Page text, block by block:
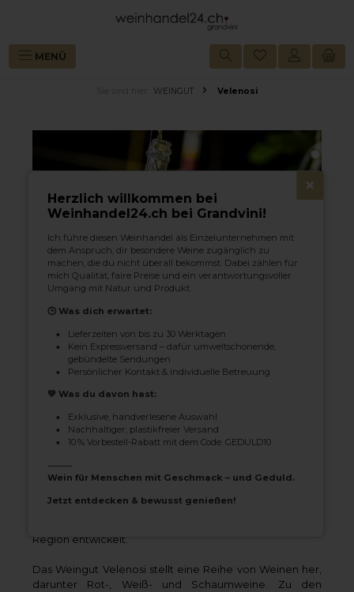
MENÜ
WEINGUT Velenosi
Velenosi - Eine Familiengeschichte
von exzellenter Weinherstellung
Das Weingut Velenosi ist eine italienische Weinkellerei in
der Region Marken in Mittelitalien. Das Weingut wurde
Region entwickelt.
Das Weingut Velenosi stellt eine Reihe von Weinen her,
darunter Rot-, Weiß- und Schaumweine. Zu den
×
Herzlich willkommen bei
Weinhandel24.ch bei Grandvini!
Ich führe diesen Weinhandel als Einzelunternehmen mit
dem Anspruch, dir besondere Weine zugänglich zu
machen, die du nicht überall bekommst. Dabei zählen für
mich Qualität, faire Preise und ein verantwortungsvoller
Umgang mit Natur und Produkt.
🕒 Was dich erwartet:
Lieferzeiten von bis zu 30 Werktagen
Kein Expressversand – dafür umweltschonende,
gebündelte Sendungen
Persönlicher Kontakt & individuelle Betreuung
💚 Was du davon hast:
Exklusive, handverlesene Auswahl
Nachhaltiger, plastikfreier Versand
10 % Vorbestell-Rabatt mit dem Code: GEDULD10
⸻
Wein für Menschen mit Geschmack – und Geduld.
Jetzt entdecken & bewusst genießen!